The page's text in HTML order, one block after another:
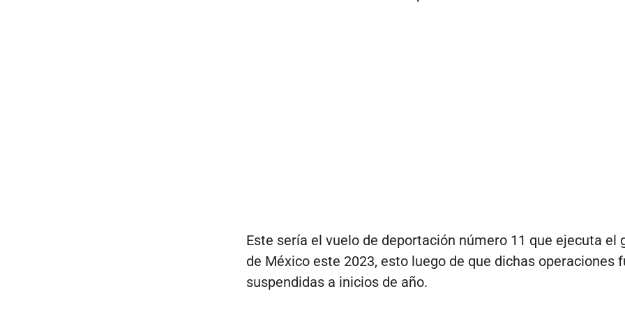
Este sería el vuelo de deportación número 11 que ejecuta el
de México este 2023, esto luego de que dichas operaciones
suspendidas a inicios de año.